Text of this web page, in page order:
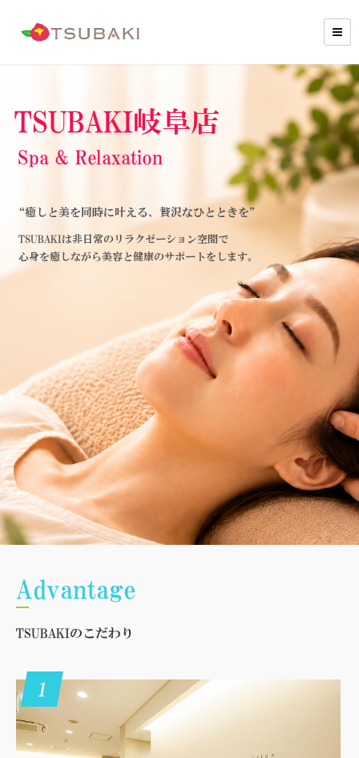
Spa & Relaxation
TSUBAKI岐阜店
“癒しと美を同時に叶える、贅沢なひとときを”
TSUBAKIは非日常のリラクゼーション空間で
心身を癒しながら美容と健康のサポートをします。
Advantage
TSUBAKIのこだわり
1